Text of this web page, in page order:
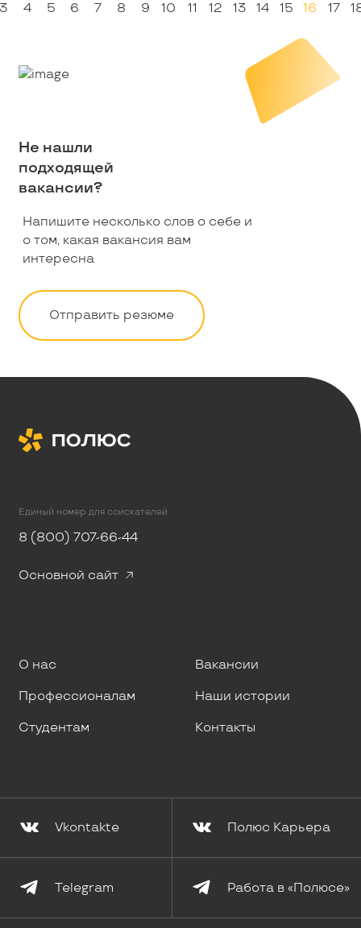
3 4 5 6 7 8 9 10 11 12 13 14 15 16 17
Не нашли
подходящей
вакансии?
Напишите несколько слов о себе и
о том, какая вакансия вам
интересна
Отправить резюме
Единый номер для соискателей
8 (800) 707-66-44
Основной сайт
О нас Вакансии
Профессионалам Наши истории
Студентам Контакты
Vkontakte Полюс Карьера
Telegram Работа в «Полюсе»